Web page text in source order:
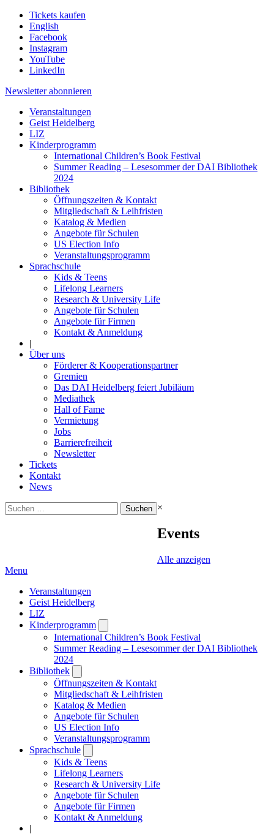
Tickets kaufen
English
Facebook
Instagram
YouTube
LinkedIn
Newsletter abonnieren
Veranstaltungen
Geist Heidelberg
LIZ
Kinderprogramm
International Children’s Book Festival
Summer Reading – Lesesommer der DAI Bibliothek
2024
Bibliothek
Öffnungszeiten & Kontakt
Mitgliedschaft & Leihfristen
Katalog & Medien
Angebote für Schulen
US Election Info
Veranstaltungsprogramm
Sprachschule
Kids & Teens
Lifelong Learners
Research & University Life
Angebote für Schulen
Angebote für Firmen
Kontakt & Anmeldung
|
Über uns
Förderer & Kooperationspartner
Gremien
Das DAI Heidelberg feiert Jubiläum
Mediathek
Hall of Fame
Vermietung
Jobs
Barrierefreiheit
Newsletter
Tickets
Kontakt
News
Suchen
nach:
×
Events
Alle anzeigen
Menu
Veranstaltungen
Geist Heidelberg
LIZ
Kinderprogramm
submenu
International Children’s Book Festival
Summer Reading – Lesesommer der DAI Bibliothek
2024
Bibliothek
submenu
Öffnungszeiten & Kontakt
Mitgliedschaft & Leihfristen
Katalog & Medien
Angebote für Schulen
US Election Info
Veranstaltungsprogramm
Sprachschule
submenu
Kids & Teens
Lifelong Learners
Research & University Life
Angebote für Schulen
Angebote für Firmen
Kontakt & Anmeldung
|